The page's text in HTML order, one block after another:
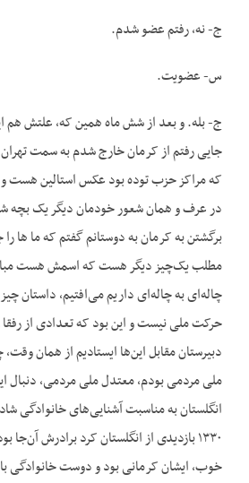
ج- نه، رفتم عضو شدم.
س- عضویت.
ج- بله. و بعد از شش ماه همین که، علتش هم
جایی رفتم از کرمان خارج شدم به سمت
که مراکز حزب توده بود عکس استالین هست
در عرف و همان شعور خودمان دیگر یک بچه
برگشتن به کرمان به دوستانم گفتم که ما ها
مطلب یک‌چیز دیگر هست که اسمش هست مبارزه
چاله‌ای به چاله‌ای داریم می‌افتیم، داستان
حرکت ملی نیست و این بود که تعدادی از
دبیرستان مقابل این‌ها ایستادیم از همان
ملی مردمی بودم، معتدل ملی مردمی، دنبال
انگلستان به مناسبت آشنایی‌های خانوادگی
۱۳۳۰ بازدیدی از انگلستان کرد برادرش
خوب، ایشان کرمانی بود و دوست خانوادگی با